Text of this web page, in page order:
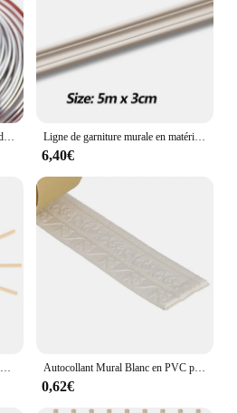
Autocollant de bande de moulage de corps de miroir de porte et de fenêtre, couverture Kiev illage, décoration, protection, PVC, style de voiture, bandes décoratives chromées, 3m, 6mm Ligne de garniture murale en matériau souple Neria, autocollant mural 3D auto-adhésif, décoration de plinthe, ligne de moulage anticollision, 5 m
6,40€
Grille murale en bande de bois triangulaire, moulure de fenêtre, décor de grille, inserts de grille, kit de tapis, garniture de cadre d'écran, 10 pièces Autocollant Mural Blanc en PVC pour Plinthe, Ligne de Taille, Bordure A/B, Décoration, Garniture de Moulage, 230x8cm
0,62€